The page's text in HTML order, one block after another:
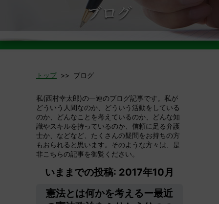
トップ>> ブログ
私(西村幸太郎)の一連のブログ記事です。私が
どういう人間なのか、どういう活動をしている
のか、どんなことを考えているのか、どんな知
識やスキルを持っているのか、信頼に足る弁護
士か、などなど、たくさんの疑問をお持ちの方
もおられると思います。そのような方々は、是
非こちらの記事を御覧ください。
いままでの投稿: 2017年10月
憲法とは何かを考えるー最近